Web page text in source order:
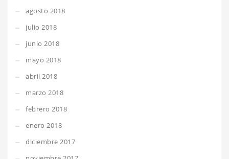
agosto 2018
julio 2018
junio 2018
mayo 2018
abril 2018
marzo 2018
febrero 2018
enero 2018
diciembre 2017